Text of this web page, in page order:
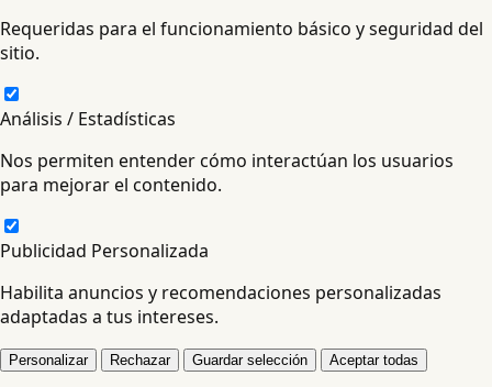
Requeridas para el funcionamiento básico y seguridad del
sitio.
Análisis / Estadísticas
Nos permiten entender cómo interactúan los usuarios
para mejorar el contenido.
Publicidad Personalizada
Habilita anuncios y recomendaciones personalizadas
adaptadas a tus intereses.
Personalizar Rechazar Guardar selección Aceptar todas